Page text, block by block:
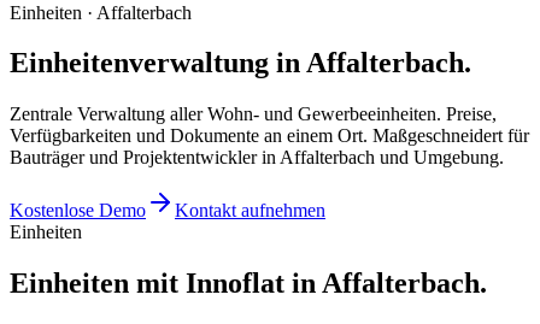
Einheiten · Affalterbach
Einheitenverwaltung inAffalterbach.
Zentrale Verwaltung aller Wohn- und Gewerbeeinheiten. Preise,
Verfügbarkeiten und Dokumente an einem Ort. Maßgeschneidert für
Bauträger und Projektentwickler in Affalterbach und Umgebung.
Kostenlose Demo
Kontakt aufnehmen
Einheiten
Einheiten mit Innoflat in Affalterbach.